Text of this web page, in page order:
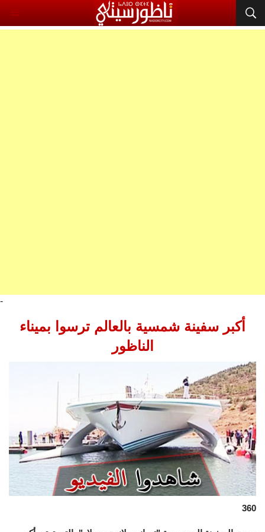
-
أكبر سفينة شمسية بالعالم ترسوا بميناء
الناظور
360